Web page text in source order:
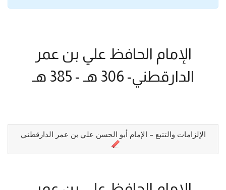
الإمام الحافظ علي بن عمر
الدارقطني- 306 هـ - 385 هـ
الإلزامات والتتبع – الإمام أبو الحسن علي بن عمر الدارقطني